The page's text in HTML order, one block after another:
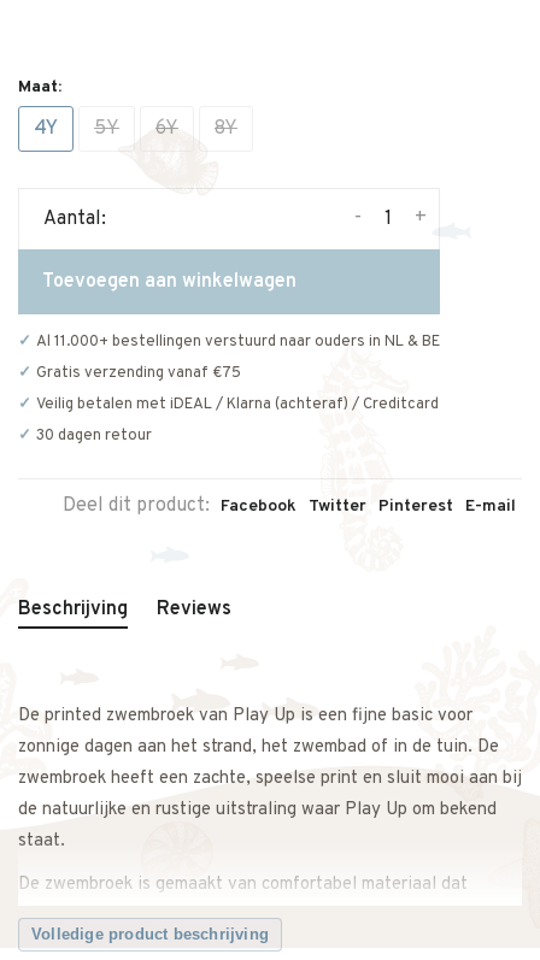
Maat:
4Y 5Y 6Y 8Y
Aantal: +
-
Toevoegen aan winkelwagen
Al 11.000+ bestellingen verstuurd naar ouders in NL & BE
Gratis verzending vanaf €75
Veilig betalen met iDEAL / Klarna (achteraf) / Creditcard
30 dagen retour
Deel dit product: Facebook Twitter Pinterest E-mail
Beschrijving Reviews
De printed zwembroek van Play Up is een fijne basic voor
zonnige dagen aan het strand, het zwembad of in de tuin. De
zwembroek heeft een zachte, speelse print en sluit mooi aan bij
de natuurlijke en rustige uitstraling waar Play Up om bekend
staat.
De zwembroek is gemaakt van comfortabel materiaal dat
prettig draagt tijdens het zwemmen en spelen. Dankzij het
tijdloze ontwerp en de zachte kleurstelling is deze zwembroek
Volledige product beschrijving